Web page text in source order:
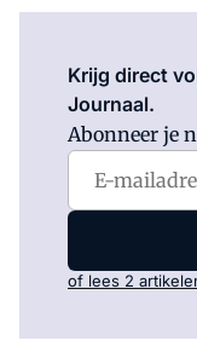
Krijg direct
Journaal.
Abonneer je
of lees 2